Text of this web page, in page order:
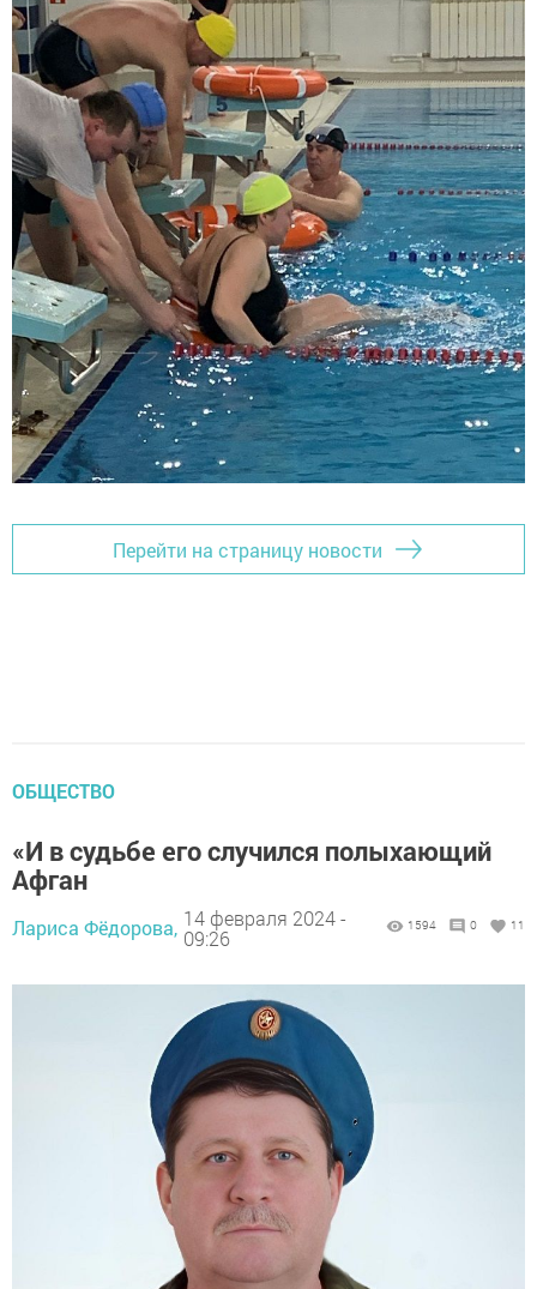
Перейти на страницу новости
ОБЩЕСТВО
«И в судьбе его случился полыхающий
Афган
Лариса Фёдорова, 14 февраля 2024 -
09:26
1594 0 11